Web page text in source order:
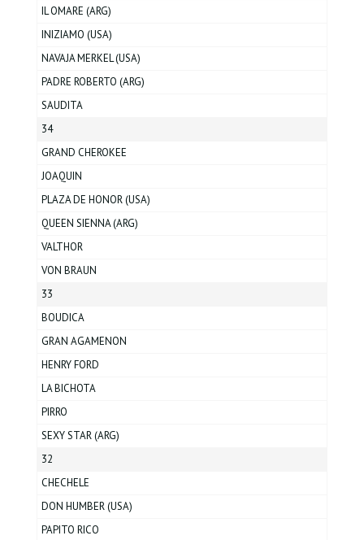
IL OMARE (ARG)
INIZIAMO (USA)
NAVAJA MERKEL (USA)
PADRE ROBERTO (ARG)
SAUDITA
34
GRAND CHEROKEE
JOAQUIN
PLAZA DE HONOR (USA)
QUEEN SIENNA (ARG)
VALTHOR
VON BRAUN
33
BOUDICA
GRAN AGAMENON
HENRY FORD
LA BICHOTA
PIRRO
SEXY STAR (ARG)
32
CHECHELE
DON HUMBER (USA)
PAPITO RICO